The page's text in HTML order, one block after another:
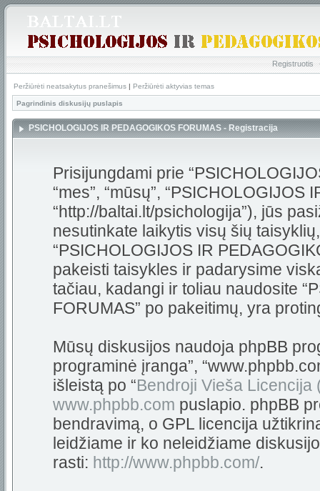
Registruotis
Peržiūrėti neatsakytus pranešimus | Peržiūrėti aktyvias temas
Pagrindinis diskusijų puslapis
PSICHOLOGIJOS IR PEDAGOGIKOS FORUMAS - Registracija
Prisijungdami prie
“mes”, “mūsų”, “PSICHOLOGIJOS
“http://baltai.lt/psichologija”), jūs
nesutinkate laikytis visų šių
“PSICHOLOGIJOS IR
pakeisti taisykles ir padarysime
tačiau, kadangi ir toliau naudosite
FORUMAS” po pakeitimų, yra
Mūsų diskusijos naudoja phpBB
programinė įranga”,
išleistą po “Bendroji Vieša Licencija
www.phpbb.com puslapio. phpBB
bendravimą, o GPL licencija
leidžiame ir ko neleidžiame
rasti: http://www.phpbb.com/.